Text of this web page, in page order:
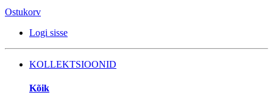
Ostukorv
Logi sisse
KOLLEKTSIOONID
Kõik